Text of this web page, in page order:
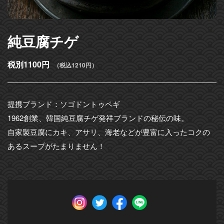
純豆腐チゲ
税別1100円 （税込1210円）
提携ブランド：ソゴドントゥペギ
1962創業、韓国純豆腐チゲ発祥ブランドの秘伝の味。
自家製豆腐にカキ、アサリ、海老などが豊富に入ったコクの
あるスープがたまりません！